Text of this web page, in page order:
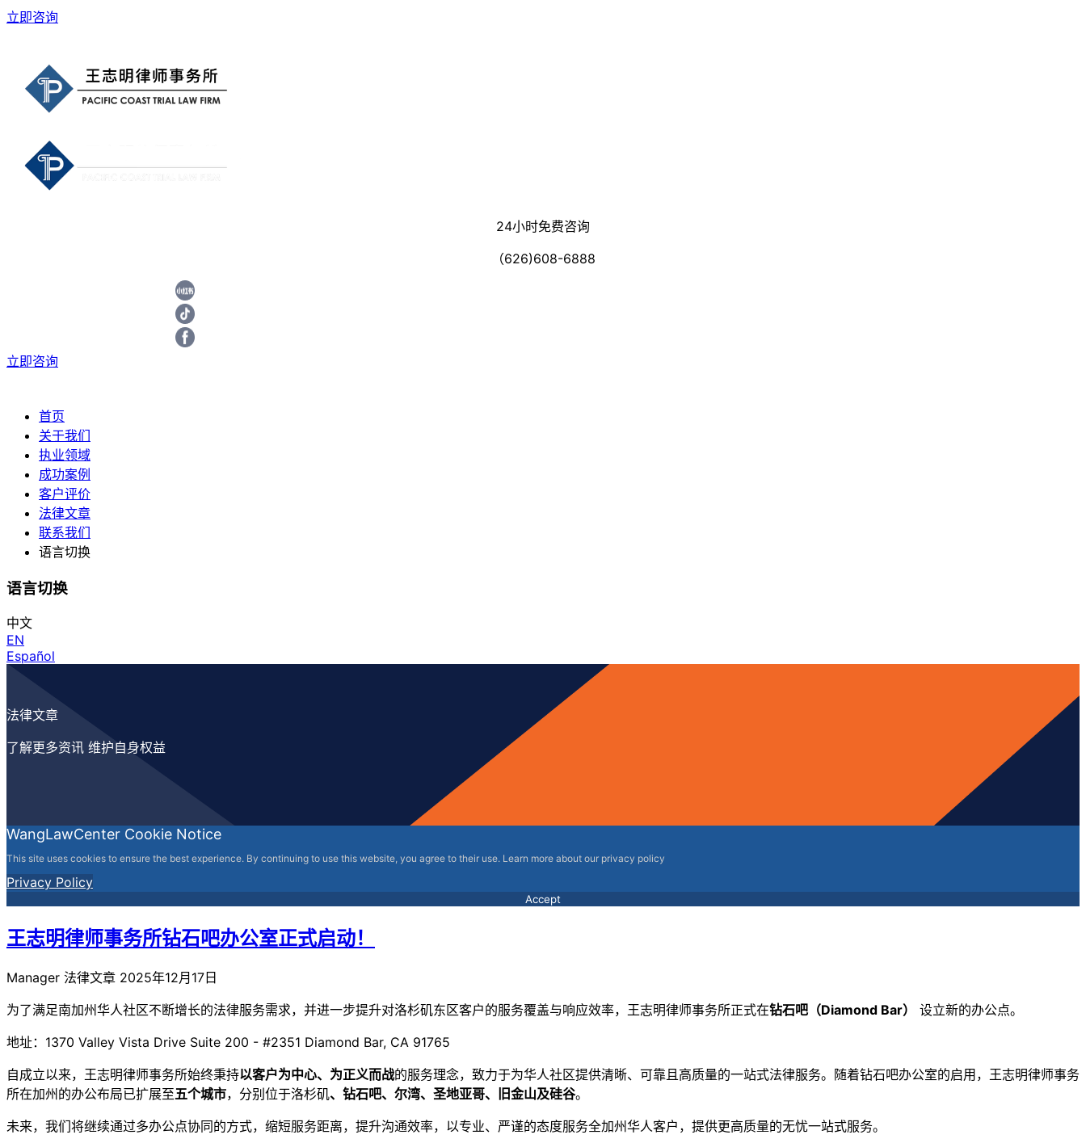
立即咨询
24小时免费咨询
（626)608-6888
立即咨询
首页
关于我们
执业领域
成功案例
客户评价
法律文章
联系我们
语言切换
语言切换
中文
EN
Español
法律文章
了解更多资讯 维护自身权益
WangLawCenter Cookie Notice
This site uses cookies to ensure the best experience. By continuing to use this website, you agree to their use. Learn more about our privacy policy
Privacy Policy
Accept
王志明律师事务所钻石吧办公室正式启动！
Manager 法律文章 2025年12月17日
为了满足南加州华人社区不断增长的法律服务需求， 并进一步提升对洛杉矶东区客户的服务覆盖与响应效率， 王志明律师事务所正式在钻石吧（Diamond Bar）
设立新的办公点。
地址：1370 Valley Vista Drive Suite 200 - #2351 Diamond Bar, CA 91765
自成立以来，王志明律师事务所始终秉持以客户为中心、为正义而战的服务理念，致力于为华人社区提供清晰、 可靠且高质量的一站式法律服务。随着钻石吧办公室的启用， 王志明律师事务
所在加州的办公布局已扩展至五个城市，分别位于洛杉矶、钻石吧、尔湾、圣地亚哥、旧金山及硅谷。
未来，我们将继续通过多办公点协同的方式，缩短服务距离， 提升沟通效率，以专业、严谨的态度服务全加州华人客户， 提供更高质量的无忧一站式服务。